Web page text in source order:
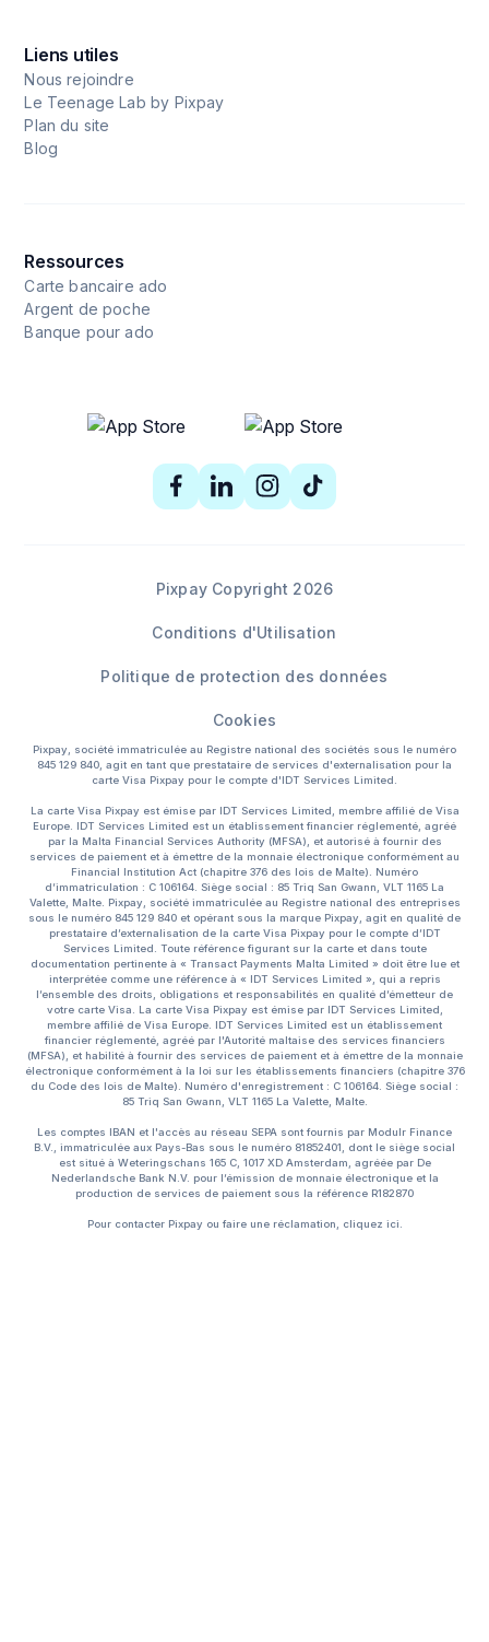
Liens utiles
Nous rejoindre
Le Teenage Lab by Pixpay
Plan du site
Blog
Ressources
Carte bancaire ado
Argent de poche
Banque pour ado
Pixpay Copyright 2026
Conditions d'Utilisation
Politique de protection des données
Cookies
Pixpay, société immatriculée au Registre national des sociétés sous le numéro
845 129 840, agit en tant que prestataire de services d'externalisation pour la
carte Visa Pixpay pour le compte d'IDT Services Limited.
La carte Visa Pixpay est émise par IDT Services Limited, membre affilié de Visa
Europe. IDT Services Limited est un établissement financier réglementé, agréé
par la Malta Financial Services Authority (MFSA), et autorisé à fournir des
services de paiement et à émettre de la monnaie électronique conformément au
Financial Institution Act (chapitre 376 des lois de Malte). Numéro
d’immatriculation : C 106164. Siège social : 85 Triq San Gwann, VLT 1165 La
Valette, Malte. Pixpay, société immatriculée au Registre national des entreprises
sous le numéro 845 129 840 et opérant sous la marque Pixpay, agit en qualité de
prestataire d’externalisation de la carte Visa Pixpay pour le compte d’IDT
Services Limited. Toute référence figurant sur la carte et dans toute
documentation pertinente à « Transact Payments Malta Limited » doit être lue et
interprétée comme une référence à « IDT Services Limited », qui a repris
l’ensemble des droits, obligations et responsabilités en qualité d’émetteur de
votre carte Visa. La carte Visa Pixpay est émise par IDT Services Limited,
membre affilié de Visa Europe. IDT Services Limited est un établissement
financier réglementé, agréé par l'Autorité maltaise des services financiers
(MFSA), et habilité à fournir des services de paiement et à émettre de la monnaie
électronique conformément à la loi sur les établissements financiers (chapitre 376
du Code des lois de Malte). Numéro d'enregistrement : C 106164. Siège social :
85 Triq San Gwann, VLT 1165 La Valette, Malte.
Les comptes IBAN et l'accès au réseau SEPA sont fournis par Modulr Finance
B.V., immatriculée aux Pays-Bas sous le numéro 81852401, dont le siège social
est situé à Weteringschans 165 C, 1017 XD Amsterdam, agréée par De
Nederlandsche Bank N.V. pour l’émission de monnaie électronique et la
production de services de paiement sous la référence R182870
Pour contacter Pixpay ou faire une réclamation, cliquez ici.